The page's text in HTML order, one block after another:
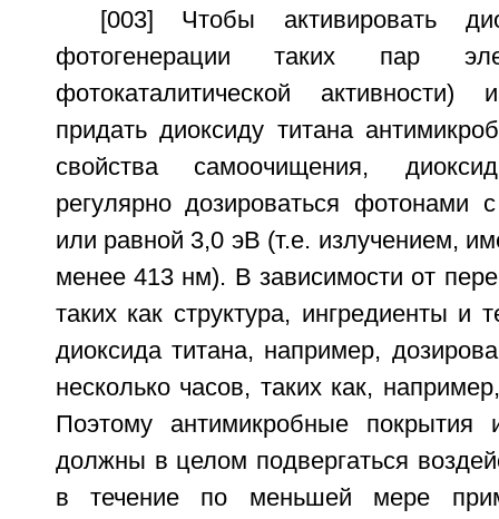
[003] Чтобы активировать
фотогенерации таких пар
фотокаталитической
придать диоксиду титана
свойства самоочищения,
регулярно дозироваться фотонами
или равной 3,0 эВ (т.е. излучением,
менее 413 нм). В зависимости от
таких как структура, ингредиенты и
диоксида титана, например,
несколько часов, таких как,
Поэтому антимикробные покрытия
должны в целом подвергаться
в течение по меньшей мере